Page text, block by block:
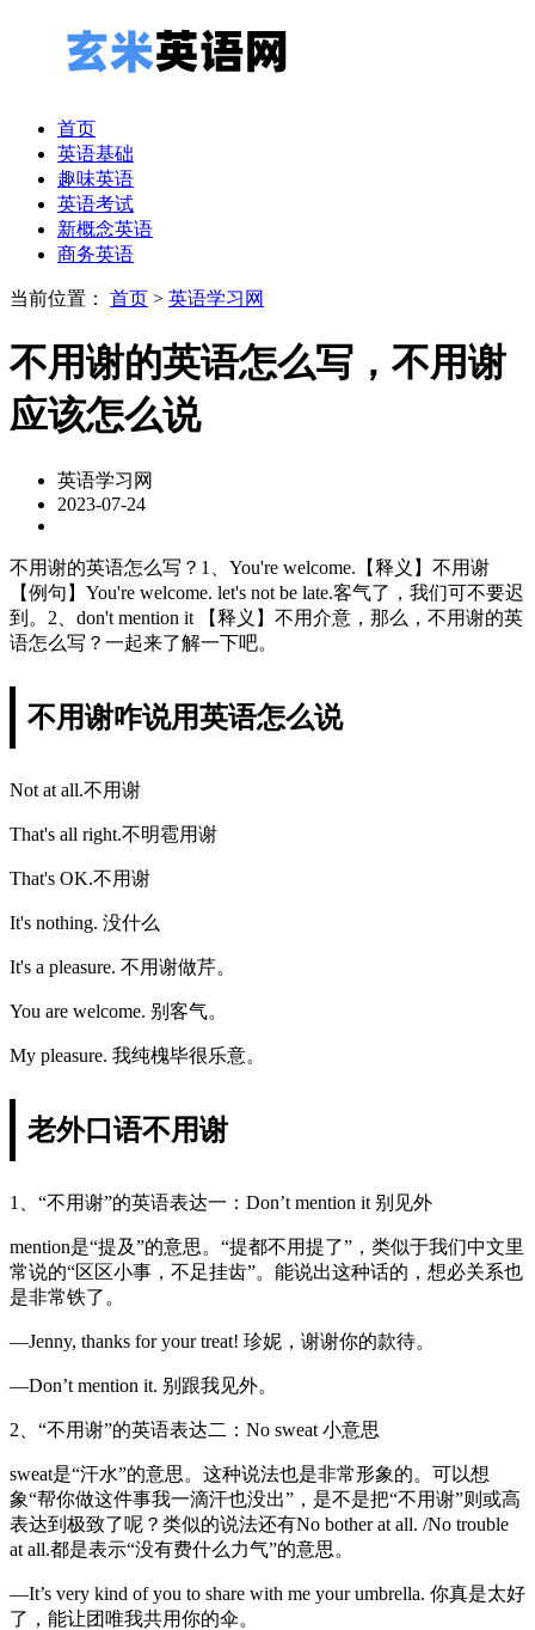
首页
英语基础
趣味英语
英语考试
新概念英语
商务英语
当前位置： 首页 > 英语学习网
不用谢的英语怎么写，不用谢
应该怎么说
英语学习网
2023-07-24
不用谢的英语怎么写？1、You're welcome.【释义】不用谢
【例句】You're welcome. let's not be late.客气了，我们可不要迟
到。2、don't mention it 【释义】不用介意，那么，不用谢的英
语怎么写？一起来了解一下吧。
不用谢咋说用英语怎么说
Not at all.不用谢
That's all right.不明雹用谢
That's OK.不用谢
It's nothing. 没什么
It's a pleasure. 不用谢做芹。
You are welcome. 别客气。
My pleasure. 我纯槐毕很乐意。
老外口语不用谢
1、“不用谢”的英语表达一：Don’t mention it 别见外
mention是“提及”的意思。“提都不用提了”，类似于我们中文里
常说的“区区小事，不足挂齿”。能说出这种话的，想必关系也
是非常铁了。
—Jenny, thanks for your treat! 珍妮，谢谢你的款待。
—Don’t mention it. 别跟我见外。
2、“不用谢”的英语表达二：No sweat 小意思
sweat是“汗水”的意思。这种说法也是非常形象的。可以想
象“帮你做这件事我一滴汗也没出”，是不是把“不用谢”则或高
表达到极致了呢？类似的说法还有No bother at all. /No trouble
at all.都是表示“没有费什么力气”的意思。
—It’s very kind of you to share with me your umbrella. 你真是太好
了，能让团唯我共用你的伞。